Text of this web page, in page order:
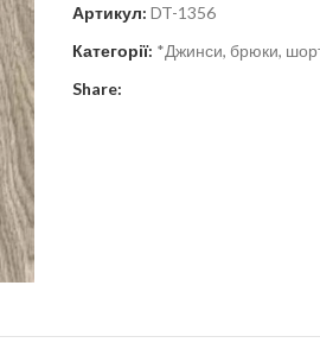
Артикул: DT-1356
Категорії: *Джинси, брюки,
Share: